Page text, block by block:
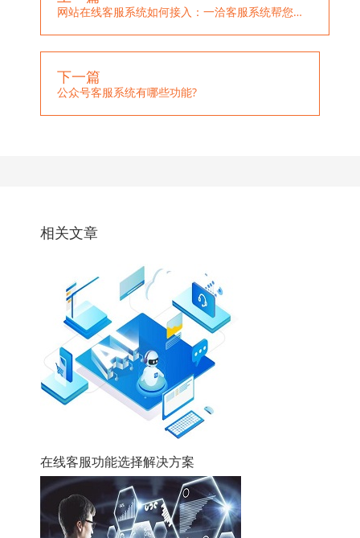
网站在线客服系统如何接入：一洽客服系统帮您实现高效沟通
下一篇
公众号客服系统有哪些功能?
相关文章
在线客服功能选择解决方案